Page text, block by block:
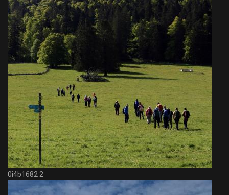
0i4b1682 2